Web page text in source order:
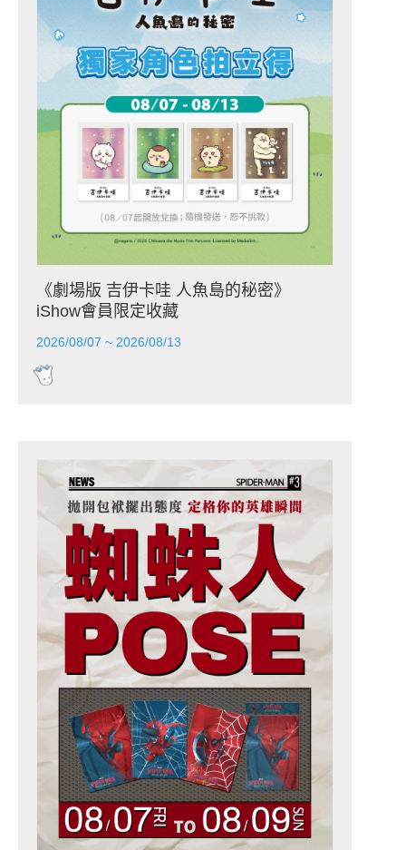
《劇場版 吉伊卡哇 人魚島的秘密》
iShow會員限定收藏
2026/08/07 ~ 2026/08/13